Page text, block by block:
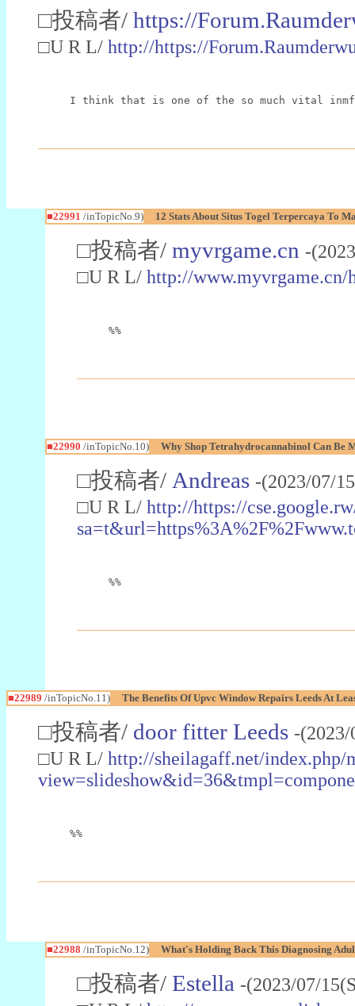
□投稿者/ https://
□U R L/ http://https://
I think that is one of the so much vital
■22991 /inTopicNo.9) 12 Stats About Situs Togel Terpercaya To
□投稿者/ myvrgame.cn -
□U R L/ http://www.myvrgame.cn/
%%
■22990 /inTopicNo.10) Why Shop Tetrahydrocannabinol Can Be
□投稿者/ Andreas -(2023/07/
□U R L/ http://https://
%%
■22989 /inTopicNo.11) The Benefits Of Upvc Window Repairs Leeds At
□投稿者/ door fitter Leeds -
□U R L/ http://sheilagaff.net/index.php/
%%
■22988 /inTopicNo.12) What's Holding Back This Diagnosing
□投稿者/ Estella -(2023/07/